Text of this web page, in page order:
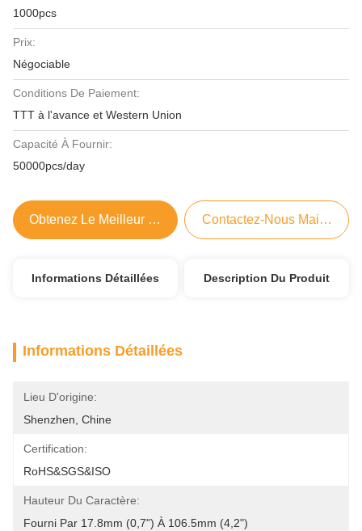
1000pcs
Prix:
Négociable
Conditions De Paiement:
TTT à l'avance et Western Union
Capacité À Fournir:
50000pcs/day
Obtenez Le Meilleur Prix Contactez-Nous Maintenant
Informations Détaillées Description Du Produit
Informations Détaillées
Lieu D'origine:
Shenzhen, Chine
Certification:
RoHS&SGS&ISO
Hauteur Du Caractère:
Fourni Par 17.8mm (0,7") À 106.5mm (4,2")